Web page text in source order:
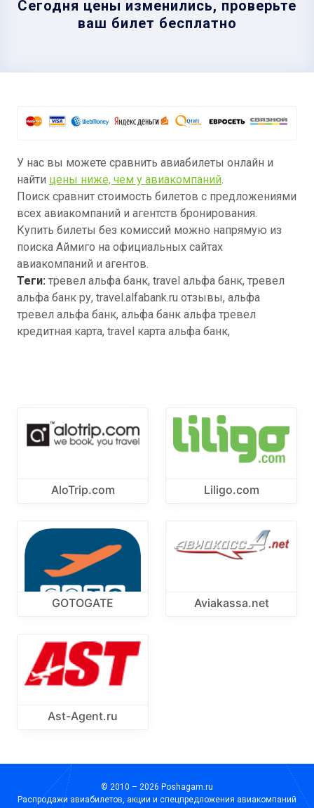
Сегодня цены изменились, проверьте
ваш билет бесплатно
У нас вы можете сравнить авиабилеты онлайн и
найти цены ниже, чем у авиакомпаний.
Поиск сравнит стоимость билетов с предложениями
всех авиакомпаний и агентств бронирования.
Купить билеты без комиссий можно напрямую из
поиска Аймиго на официальных сайтах
авиакомпаний и агентов.
Теги: тревел альфа банк, travel альфа банк, тревел
альфа банк ру, travel.alfabank.ru отзывы, альфа
тревел альфа банк, альфа банк альфа тревел
кредитная карта, travel карта альфа банк,
AloTrip.com Liligo.com
GOTOGATE Aviakassa.net
Ast-Agent.ru
© 2010 – 2026 Poshagam.ru
Распродажи авиабилетов, акции и спецпредложения авиакомпаний